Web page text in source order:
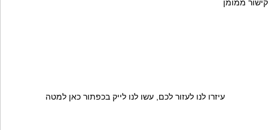
קישור ממומן
עיזרו לנו לעזור לכם, עשו לנו לייק בכפתור כאן למטה